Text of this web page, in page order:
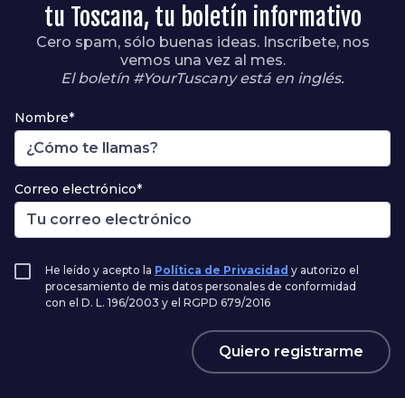
tu Toscana, tu boletín informativo
Cero spam, sólo buenas ideas. Inscríbete, nos
vemos una vez al mes.
El boletín #YourTuscany está en inglés.
Nombre*
Correo electrónico*
He leído y acepto la Política de Privacidad y autorizo el
procesamiento de mis datos personales de conformidad
con el D. L. 196/2003 y el RGPD 679/2016
Quiero registrarme